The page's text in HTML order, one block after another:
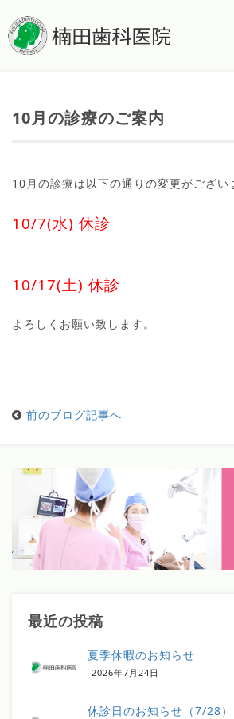
10月の診療のご案内
10月の診療は以下の通りの変更がござい
10/7(水) 休診
10/17(土) 休診
よろしくお願い致します。
前のブログ記事へ
最近の投稿
夏季休暇のお知らせ
2026年7月24日
休診日のお知らせ（7/28）